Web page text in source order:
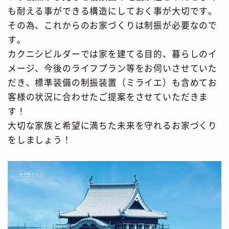
も耐える事ができる構造にしておく事が大切です。
その為、これからのお家づくりは制振が必要なので
す。
カクニシビルダーでは家を建てる目的、暮らしのイ
メージ、今後のライフプラン等をお伺いさせていた
だき、標準装備の制振装置（ミライエ）も含めてお
客様の状況に合わせたご提案をさせていただきま
す！
大切な家族と希望に満ちた未来を守れるお家づくり
をしましょう！